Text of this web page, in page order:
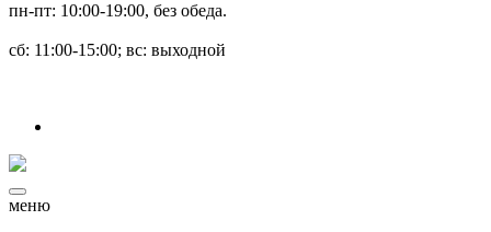
пн-пт: 10:00-19:00, без обеда.
сб: 11:00-15:00; вс: выходной
меню